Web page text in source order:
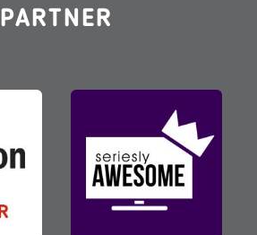
PARTNER